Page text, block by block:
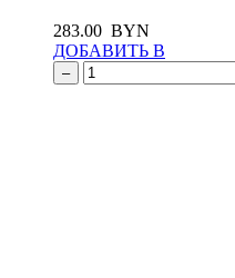
283.00 BYN
ДОБАВИТЬ В
–